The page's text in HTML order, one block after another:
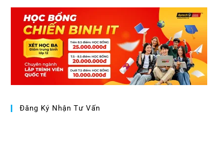
Đăng Ký Nhận Tư Vấn